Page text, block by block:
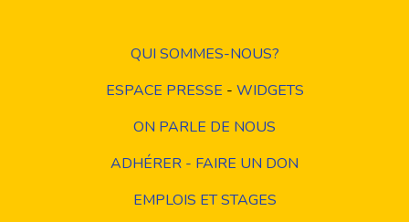
QUI SOMMES-NOUS?
ESPACE PRESSE - WIDGETS
ON PARLE DE NOUS
ADHÉRER - FAIRE UN DON
EMPLOIS ET STAGES